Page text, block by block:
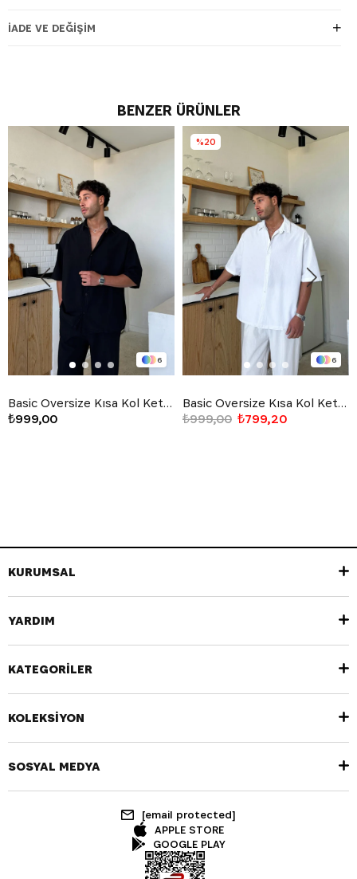
İADE VE DEĞIŞIM
BENZER ÜRÜNLER
6
Basic Oversize Kısa Kol Keten Gömlek Siyah
₺999,00
6
Basic Oversize Kısa Kol Keten Gömlek Beyaz
₺799,20
₺999,00
%20
KURUMSAL
YARDIM
KATEGORİLER
KOLEKSİYON
SOSYAL MEDYA
[email protected]
APPLE STORE
GOOGLE PLAY